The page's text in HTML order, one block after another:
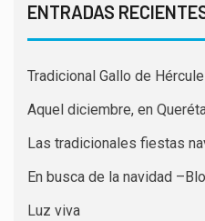
ENTRADAS
Tradicional Gallo de
Aquel diciembre, en
Las tradicionales fiestas
En busca de la navidad
Luz viva